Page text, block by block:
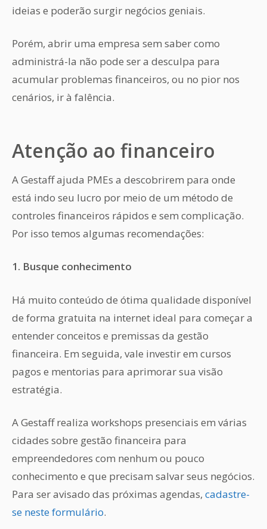
ideias e poderão surgir negócios geniais.
Porém, abrir uma empresa sem saber como
administrá-la não pode ser a desculpa para
acumular problemas financeiros, ou no pior nos
cenários, ir à falência.
Atenção ao financeiro
A Gestaff ajuda PMEs a descobrirem para onde
está indo seu lucro por meio de um método de
controles financeiros rápidos e sem complicação.
Por isso temos algumas recomendações:
1. Busque conhecimento
Há muito conteúdo de ótima qualidade disponível
de forma gratuita na internet ideal para começar a
entender conceitos e premissas da gestão
financeira. Em seguida, vale investir em cursos
pagos e mentorias para aprimorar sua visão
estratégia.
A Gestaff realiza workshops presenciais em várias
cidades sobre gestão financeira para
empreendedores com nenhum ou pouco
conhecimento e que precisam salvar seus negócios.
Para ser avisado das próximas agendas, cadastre-
se neste formulário.